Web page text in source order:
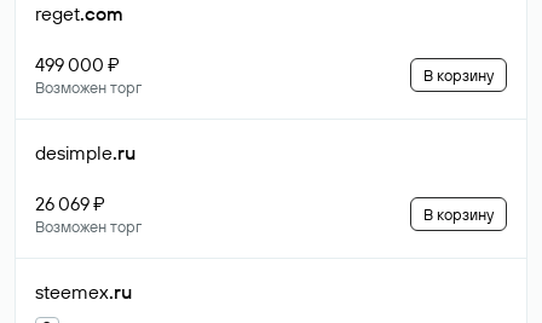
reget.com
499 000 ₽
Возможен торг
В корзину
desimple.ru
26 069 ₽
Возможен торг
В корзину
steemex.ru